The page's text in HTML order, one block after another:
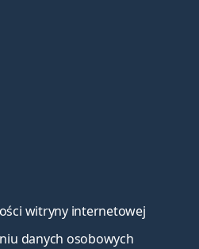
witryny internetowej
danych osobowych